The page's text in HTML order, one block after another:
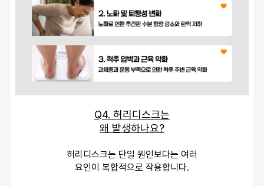
Q4. 허리디스크는
왜 발생하나요?
허리디스크는 단일 원인보다는 여러
요인이 복합적으로 작용합니다.